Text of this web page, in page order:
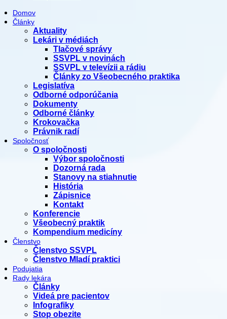
Domov
Články
Aktuality
Lekári v médiách
Tlačové správy
SSVPL v novinách
SSVPL v televízii a rádiu
Články zo Všeobecného praktika
Legislatíva
Odborné odporúčania
Dokumenty
Odborné články
Krokovačka
Právnik radí
Spoločnosť
O spoločnosti
Výbor spoločnosti
Dozorná rada
Stanovy na stiahnutie
História
Zápisnice
Kontakt
Konferencie
Všeobecný praktik
Kompendium medicíny
Členstvo
Členstvo SSVPL
Členstvo Mladí praktici
Podujatia
Rady lekára
Články
Videá pre pacientov
Infografiky
Stop obezite